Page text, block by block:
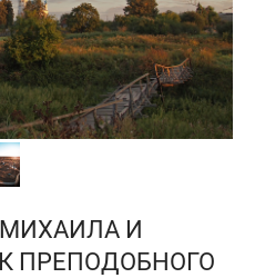
И
ПРЕПОДОБНОГО